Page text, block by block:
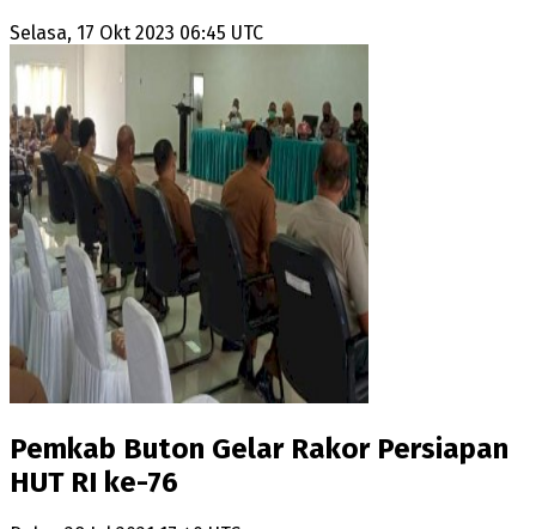
Selasa, 17 Okt 2023 06:45 UTC
Pemkab Buton Gelar Rakor Persiapan
HUT RI ke-76